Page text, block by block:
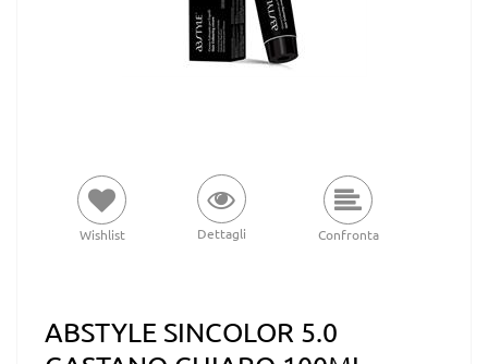
Wishlist Dettagli Confronta
ABSTYLE SINCOLOR 5.0